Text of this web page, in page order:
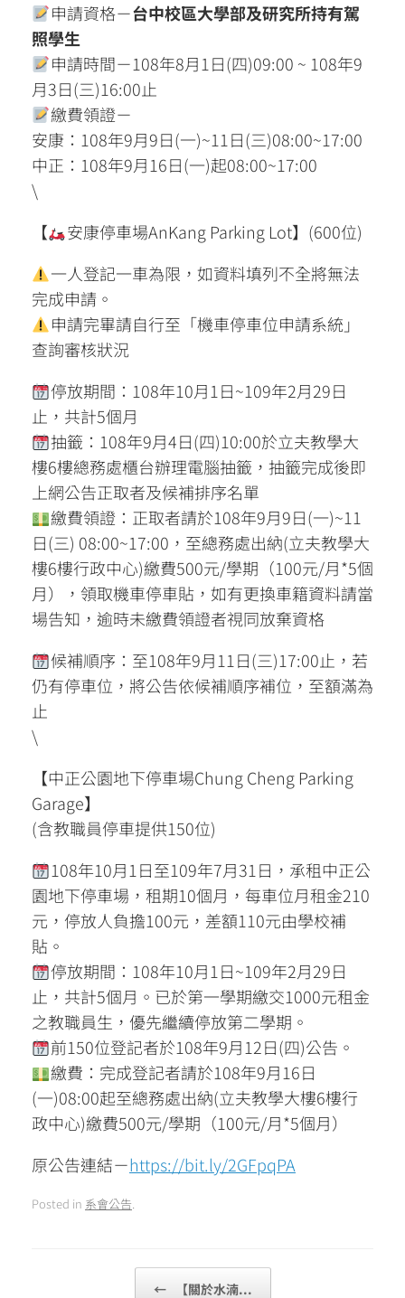
申請資格－台中校區大學部及研究所持有駕
照學生
申請時間－108年8月1日(四)09:00 ~ 108年9
月3日(三)16:00止
繳費領證－
安康：108年9月9日(一)~11日(三)08:00~17:00
中正：108年9月16日(一)起08:00~17:00
\
【
安康停車場AnKang Parking Lot】(600位)
一人登記一車為限，如資料填列不全將無法
完成申請。
申請完畢請自行至「機車停車位申請系統」
查詢審核狀況
停放期間：108年10月1日~109年2月29日
止，共計5個月
抽籤：108年9月4日(四)10:00於立夫教學大
樓6樓總務處櫃台辦理電腦抽籤，抽籤完成後即
上網公告正取者及候補排序名單
繳費領證：正取者請於108年9月9日(一)~11
日(三) 08:00~17:00，至總務處出納(立夫教學大
樓6樓行政中心)繳費500元/學期（100元/月*5個
月），領取機車停車貼，如有更換車籍資料請當
場告知，逾時未繳費領證者視同放棄資格
候補順序：至108年9月11日(三)17:00止，若
仍有停車位，將公告依候補順序補位，至額滿為
止
\
【中正公園地下停車場Chung Cheng Parking
Garage】
(含教職員停車提供150位)
108年10月1日至109年7月31日，承租中正公
園地下停車場，租期10個月，每車位月租金210
元，停放人負擔100元，差額110元由學校補
貼。
停放期間：108年10月1日~109年2月29日
止，共計5個月。已於第一學期繳交1000元租金
之教職員生，優先繼續停放第二學期。
前150位登記者於108年9月12日(四)公告。
繳費：完成登記者請於108年9月16日
(一)08:00起至總務處出納(立夫教學大樓6樓行
政中心)繳費500元/學期（100元/月*5個月）
原公告連結－https://bit.ly/2GFpqPA
Posted in 系會公告
← 【關於水湳...